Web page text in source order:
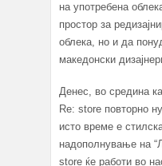
на употребена
простор за
облека, но и да
македонски
Денес, во средина
Re: store повторно
исто време е
надополнување на
store ќе работи во